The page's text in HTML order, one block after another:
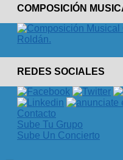
COMPOSICIÓN
REDES SOCIALES
Contacto
Sube Tu Grupo
Sube Un Concierto